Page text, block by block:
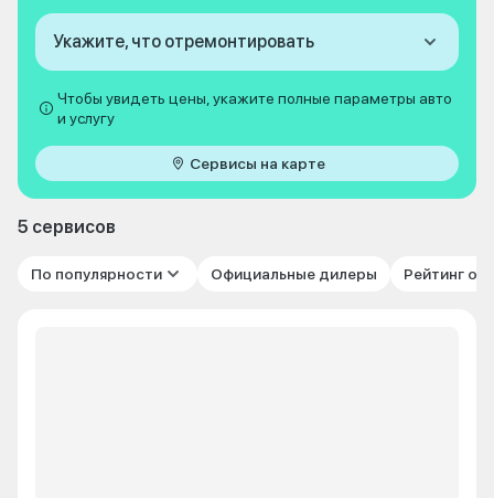
Укажите, что отремонтировать
Чтобы увидеть цены, укажите полные параметры авто
и услугу
Сервисы на карте
5 сервисов
По популярности Официальные дилеры Рейтинг